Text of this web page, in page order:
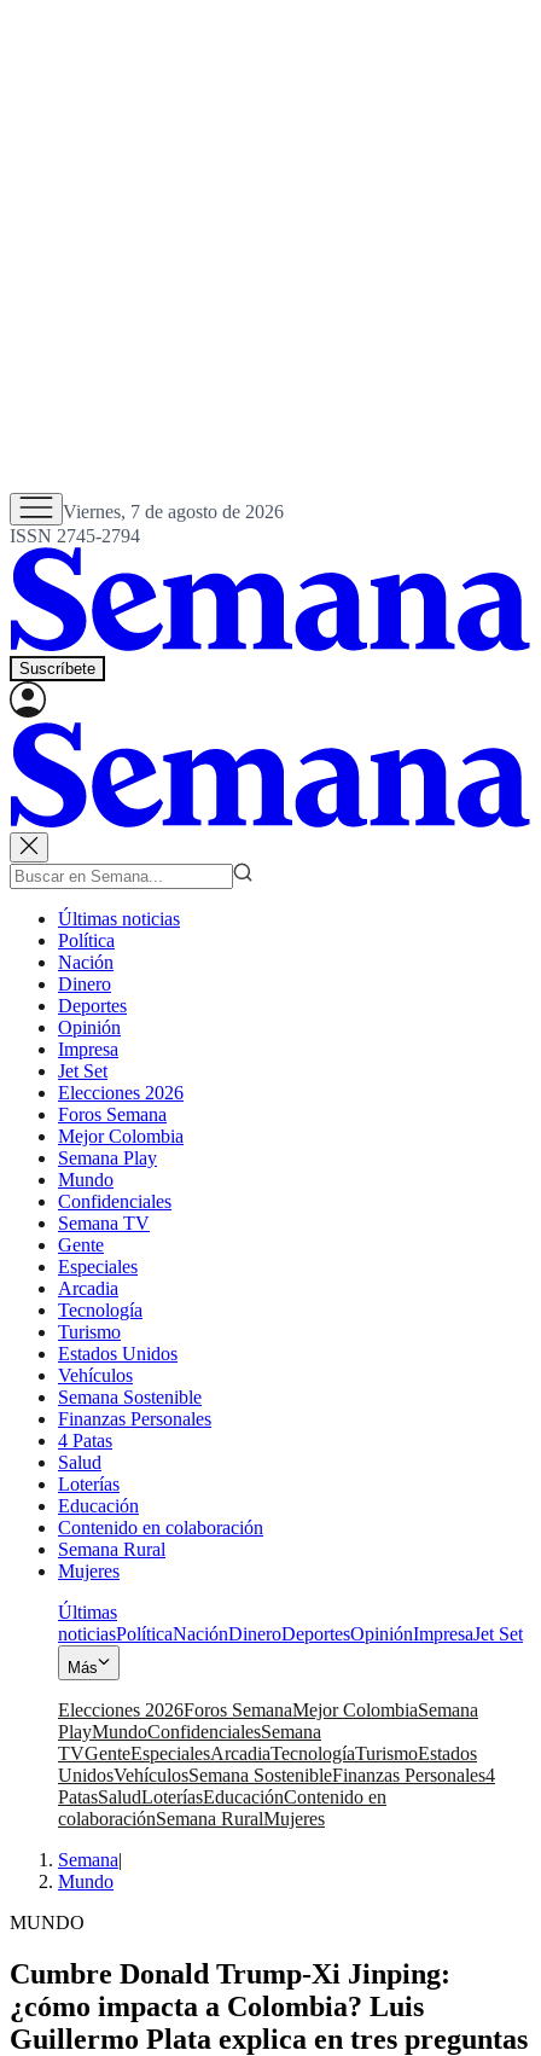
Viernes, 7 de agosto de 2026
ISSN 2745-2794
Suscríbete
Últimas noticias
Política
Nación
Dinero
Deportes
Opinión
Impresa
Jet Set
Elecciones 2026
Foros Semana
Mejor Colombia
Semana Play
Mundo
Confidenciales
Semana TV
Gente
Especiales
Arcadia
Tecnología
Turismo
Estados Unidos
Vehículos
Semana Sostenible
Finanzas Personales
4 Patas
Salud
Loterías
Educación
Contenido en colaboración
Semana Rural
Mujeres
Últimas
noticiasPolíticaNaciónDineroDeportesOpiniónImpresaJet Set
Más
Elecciones 2026Foros SemanaMejor ColombiaSemana
PlayMundoConfidencialesSemana
TVGenteEspecialesArcadiaTecnologíaTurismoEstados
UnidosVehículosSemana SostenibleFinanzas Personales4
PatasSaludLoteríasEducaciónContenido en
colaboraciónSemana RuralMujeres
Semana|
Mundo
MUNDO
Cumbre Donald Trump-Xi Jinping:
¿cómo impacta a Colombia? Luis
Guillermo Plata explica en tres preguntas